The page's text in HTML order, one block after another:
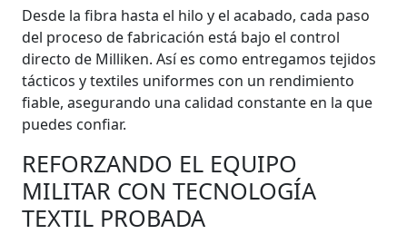
Desde la fibra hasta el hilo y el acabado, cada paso
del proceso de fabricación está bajo el control
directo de Milliken. Así es como entregamos tejidos
tácticos y textiles uniformes con un rendimiento
fiable, asegurando una calidad constante en la que
puedes confiar.
REFORZANDO EL EQUIPO
MILITAR CON TECNOLOGÍA
TEXTIL PROBADA